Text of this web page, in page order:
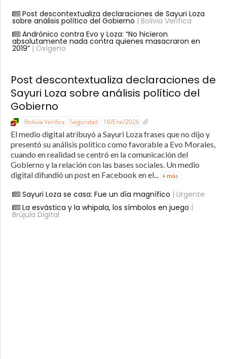
Post descontextualiza declaraciones de Sayuri Loza
sobre análisis político del Gobierno | Bolivia Verifica
Andrónico contra Evo y Loza: “No hicieron
absolutamente nada contra quienes masacraron en
2019”| Oxígeno
Post descontextualiza declaraciones de
Sayuri Loza sobre análisis político del
Gobierno
Bolivia Verifica Seguridad 16/Ene/2026
El medio digital atribuyó a Sayuri Loza frases que no dijo y
presentó su análisis político como favorable a Evo Morales,
cuando en realidad se centró en la comunicación del
Gobierno y la relación con las bases sociales. Un medio
digital difundió un post en Facebook en el... + más
Sayuri Loza se casa: Fue un día magnífico | Urgente
La esvástica y la whipala, los símbolos en juego |
Brújula Digital